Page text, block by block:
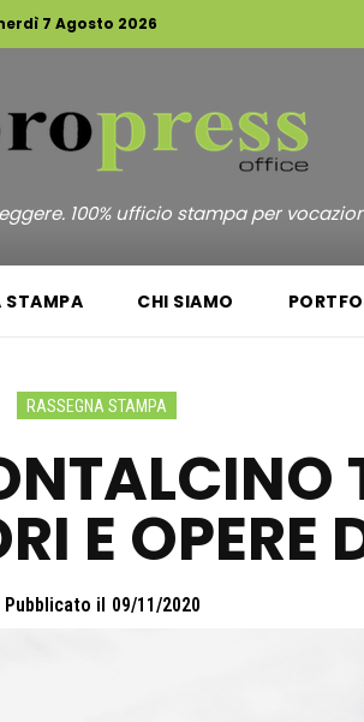
7 Agosto 2026
100% ufficio stampa per
STAMPA CHI SIAMO
RASSEGNA STAMPA
E OPERE
Pubblicato il 09/11/2020